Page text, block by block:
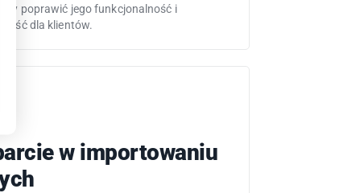
aby poprawić jego funkcjonalność i
dla klientów.
w importowaniu